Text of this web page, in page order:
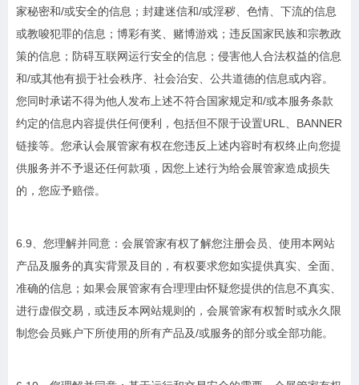
家秘密和/或安全的信息；封建迷信和/或淫秽、色情、下流的信息
或教唆犯罪的信息；博彩有奖、赌博游戏；违反国家民族和宗教政
策的信息；防碍互联网运行安全的信息；侵害他人合法权益的信息
和/或其他有损于社会秩序、社会治安、公共道德的信息或内容。
您同时承诺不得为他人发布上述不符合国家规定和/或本服务条款
约定的信息内容提供任何便利，包括但不限于设置URL、BANNER
链接等。您承认会展管家有权在您违反上述内容时有权终止向您提
供服务并不予退还任何款项，因您上述行为给会展管家造成损失
的，您应予赔偿。
6.9、您理解并同意：会展管家有权了解您注册会员、使用本网站
产品及服务的真实背景及目的，有权要求您如实提供真实、全面、
准确的信息；如果会展管家有合理理由怀疑您提供的信息不真实、
进行虚假交易，或违反本网站规则的，会展管家有权暂时或永久限
制您会员账户下所使用的所有产品及/或服务的部分或全部功能。